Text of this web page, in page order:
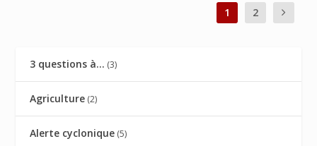
1 2
3 questions à… (3)
Agriculture (2)
Alerte cyclonique (5)